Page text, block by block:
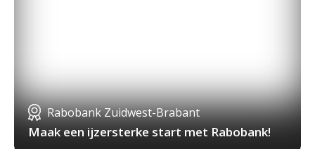
Rabobank Zuidwest-Brabant
Maak een ijzersterke start met Rabobank!